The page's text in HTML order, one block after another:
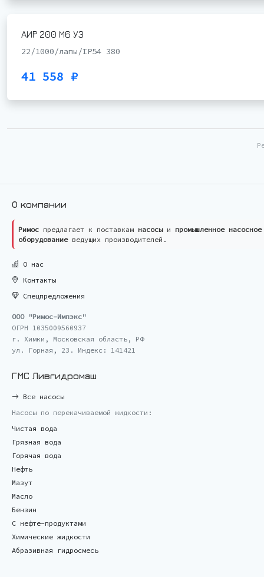
АИР 200 М6 У3
22/1000/лапы/IP54 380
41 558 ₽
О компании
Римос предлагает к поставкам насосыи промышленное насосное
оборудованиеведущих производителей.
О нас
Контакты
Спецпредложения
ООО "Римос-Импэкс"
ОГРН 1035009560937
г. Химки, Московская область, РФ
ул. Горная, 23. Индекс: 141421
ГМС Ливгидромаш
Все насосы
Насосы по перекачиваемой жидкости:
Чистая вода
Грязная вода
Горячая вода
Нефть
Мазут
Масло
Бензин
С нефте-продуктами
Химические жидкости
Абразивная гидросмесь